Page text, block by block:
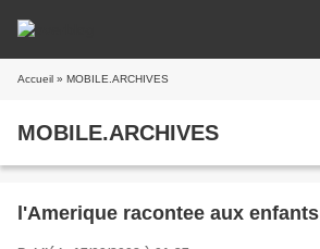
Accueil » MOBILE.ARCHIVES
MOBILE.ARCHIVES
l'Amerique racontee aux enfants